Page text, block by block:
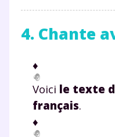
4. Chante
♦
Voici le texte
français.
♦